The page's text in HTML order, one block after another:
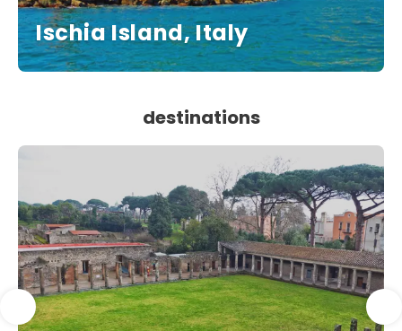
Ischia Island, Italy
destinations